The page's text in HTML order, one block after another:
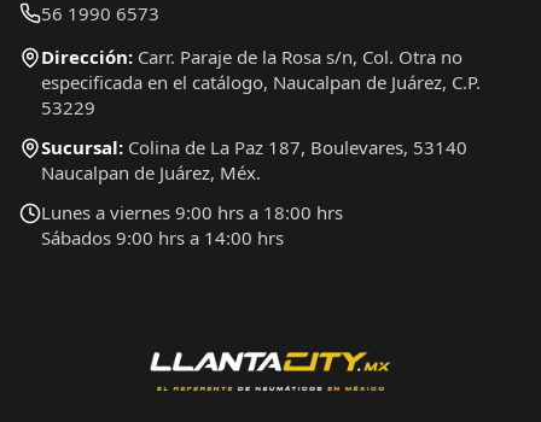
56 1990 6573
Dirección: Carr. Paraje de la Rosa s/n, Col. Otra no
especificada en el catálogo, Naucalpan de Juárez, C.P.
53229
Sucursal: Colina de La Paz 187, Boulevares, 53140
Naucalpan de Juárez, Méx.
Lunes a viernes 9:00 hrs a 18:00 hrs
Sábados 9:00 hrs a 14:00 hrs